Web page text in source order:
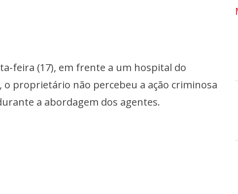
feira (17), em frente a um hospital do
o proprietário não percebeu a ação criminosa
a abordagem dos agentes.